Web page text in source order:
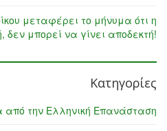
μεταφέρει το μήνυμα ότι η
δεν μπορεί να γίνει αποδεκτή!
Κατηγορίες
από την Ελληνική Επανάσταση